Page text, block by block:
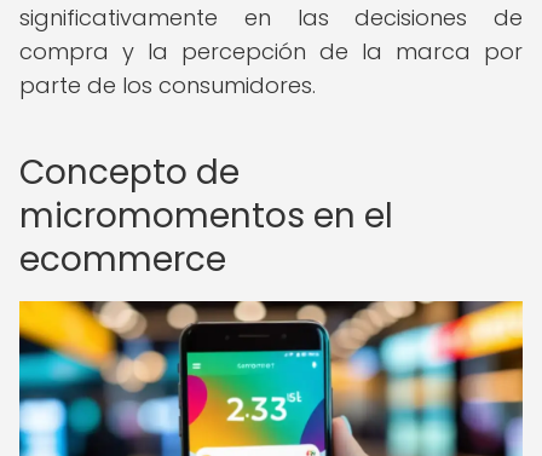
significativamente en las decisiones de
compra y la percepción de la marca por
parte de los consumidores.
Concepto de
micromomentos en el
ecommerce